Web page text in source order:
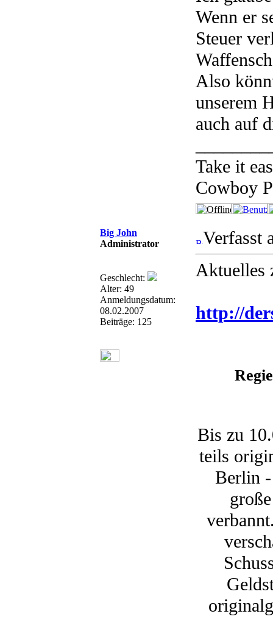
Wenn er
Steuer
Also
unserem
auch auf
Take it
Cowboy
Big John
Administrator
Geschlecht:
Alter: 49
Anmeldungsdatum:
08.02.2007
Beiträge: 125
Verfasst
Aktuelles
http://
Bis zu
teils
Berlin -